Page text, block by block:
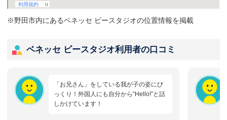
※野田市内にあるベネッセ ビースタジオの位置情報を掲載
ベネッセ ビースタジオ利用者の口コミ
「お兄さん」をしている我が子の姿にび
っくり！外国人にも自分から“Hello!”と話
しかけています！